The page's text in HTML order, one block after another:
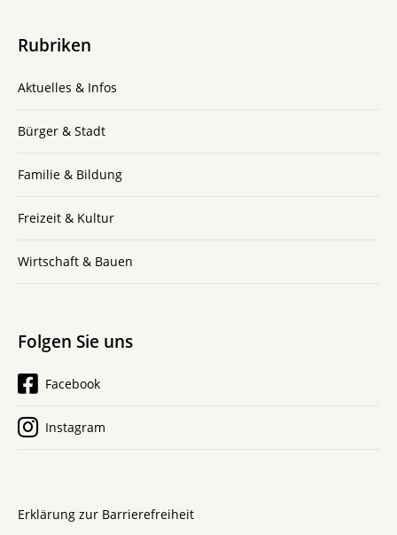
Rubriken
Aktuelles & Infos
Bürger & Stadt
Familie & Bildung
Freizeit & Kultur
Wirtschaft & Bauen
Folgen Sie uns
Facebook
Instagram
Erklärung zur Barrierefreiheit